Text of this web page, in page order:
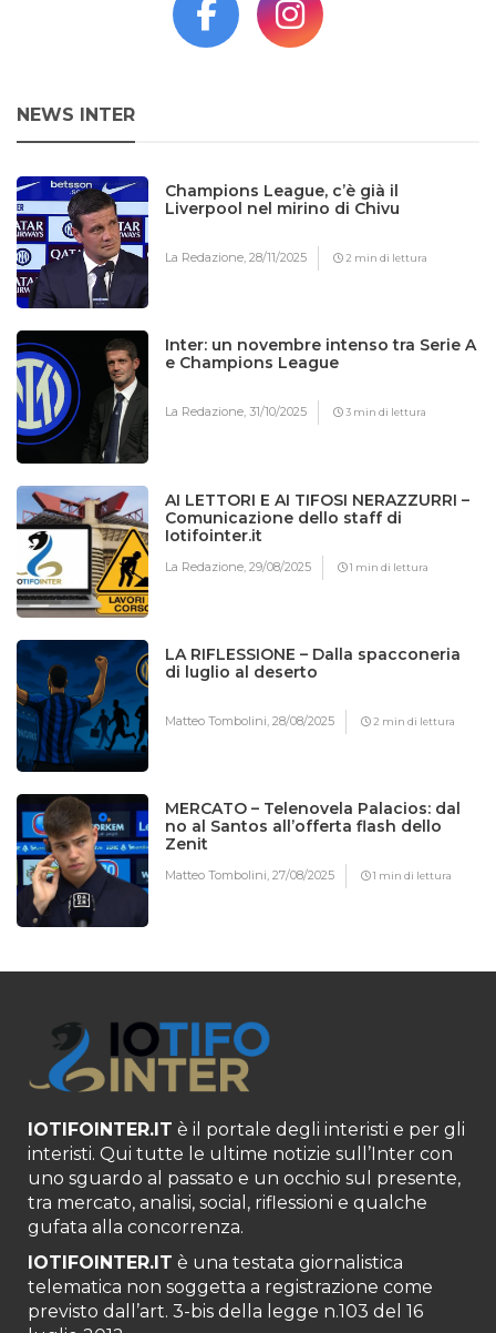
NEWS INTER
Champions League, c’è già il
Liverpool nel mirino di Chivu
La Redazione,28/11/2025 2 min di lettura
Inter: un novembre intenso tra Serie A
e Champions League
La Redazione,31/10/2025 3 min di lettura
AI LETTORI E AI TIFOSI NERAZZURRI –
Comunicazione dello staff di
Iotifointer.it
La Redazione,29/08/2025 1 min di lettura
LA RIFLESSIONE – Dalla spacconeria
di luglio al deserto
Matteo Tombolini,28/08/2025 2 min di lettura
MERCATO – Telenovela Palacios: dal
no al Santos all’offerta flash dello
Zenit
Matteo Tombolini,27/08/2025 1 min di lettura
IOTIFOINTER.IT è il portale degli interisti e per gli
interisti. Qui tutte le ultime notizie sull’Inter con
uno sguardo al passato e un occhio sul presente,
tra mercato, analisi, social, riflessioni e qualche
gufata alla concorrenza.
IOTIFOINTER.IT è una testata giornalistica
telematica non soggetta a registrazione come
previsto dall’art. 3-bis della legge n.103 del 16